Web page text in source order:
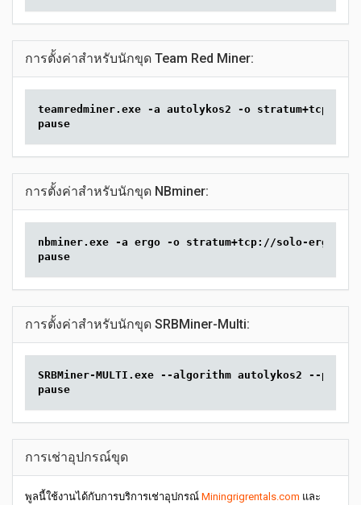
การตั้งค่าสำหรับนักขุด Team Red Miner:
teamredminer.exe -a autolykos2 -o stratum+tcp://solo-
pause
การตั้งค่าสำหรับนักขุด NBminer:
nbminer.exe -a ergo -o stratum+tcp://solo-
pause
การตั้งค่าสำหรับนักขุด SRBMiner-Multi:
SRBMiner-MULTI.exe --algorithm autolykos2 --pool
pause
การเช่าอุปกรณ์ขุด
พูลนี้ใช้งานได้กับการบริการเช่าอุปกรณ์ Miningrigrentals.com และ